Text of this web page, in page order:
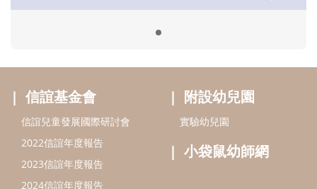
2024信誼年度報告
好孕袋
分齡育兒電子報
線上教養諮詢
出版服務